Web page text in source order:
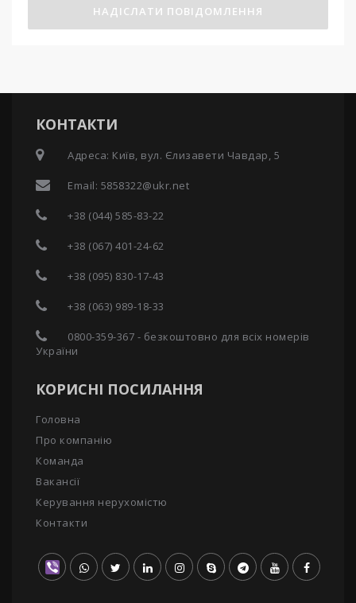
НАДІСЛАТИ ПОВІДОМЛЕННЯ
КОНТАКТИ
Адреса: Київ, вул. Єлизавети Чавдар, 5
Email: 5858322@ukr.net
+38 (044) 585-83-22
+38 (067) 401-24-62
+38 (095) 830-17-43
+38 (063) 989-18-33
0800-359-367 - безкоштовно для всіх номерів
України
КОРИСНІ ПОСИЛАННЯ
Головна
Про компанію
Команда
Вакансії
Керування нерухомістю
Контакти